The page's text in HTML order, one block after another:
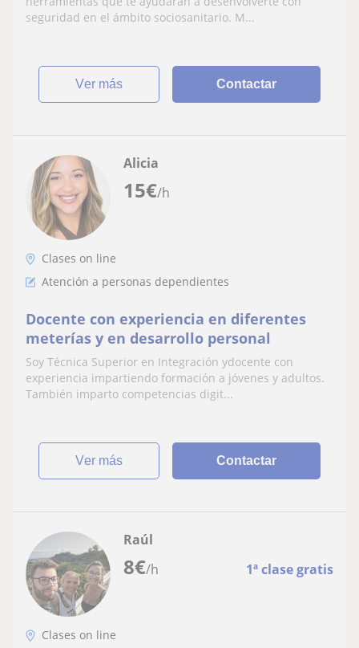
seguridad en el ámbito sociosanitario. M...
ver más Contactar
15€/h
Alicia
Clases on line
Atención a personas dependientes
Docente con experiencia en diferentes
meterías y en desarrollo personal
Soy Técnica Superior en Integración ydocente con
experiencia impartiendo formación a jóvenes y adultos.
También imparto competencias digit...
ver más Contactar
8€/h 1ª clase gratis
Raúl
Clases on line